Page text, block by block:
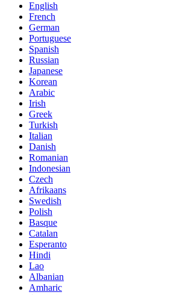
English
French
German
Portuguese
Spanish
Russian
Japanese
Korean
Arabic
Irish
Greek
Turkish
Italian
Danish
Romanian
Indonesian
Czech
Afrikaans
Swedish
Polish
Basque
Catalan
Esperanto
Hindi
Lao
Albanian
Amharic